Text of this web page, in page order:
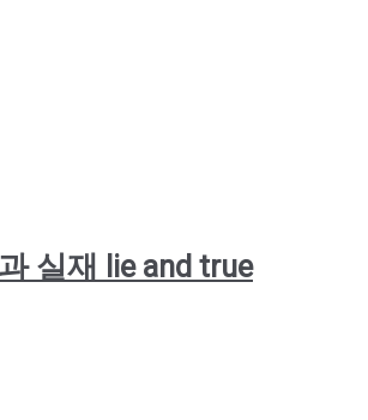
실재 lie and true